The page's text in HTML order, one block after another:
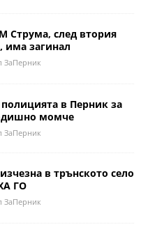
Струма, след втория
има загинал
ЗаПерник
в Перник за
момче
ЗаПерник
в трънското село
ГО
ЗаПерник